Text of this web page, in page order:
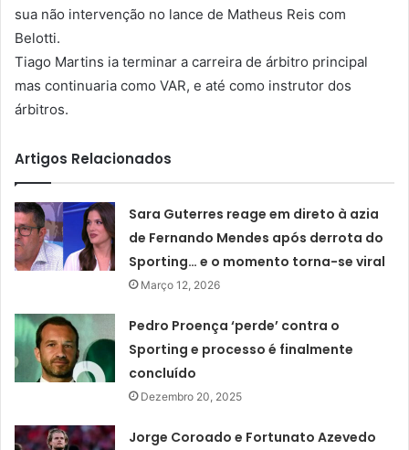
sua não intervenção no lance de Matheus Reis com
Belotti.
Tiago Martins ia terminar a carreira de árbitro principal
mas continuaria como VAR, e até como instrutor dos
árbitros.
Artigos Relacionados
Sara Guterres reage em direto à azia
de Fernando Mendes após derrota do
Sporting… e o momento torna-se viral
Março 12, 2026
Pedro Proença ‘perde’ contra o
Sporting e processo é finalmente
concluído
Dezembro 20, 2025
Jorge Coroado e Fortunato Azevedo